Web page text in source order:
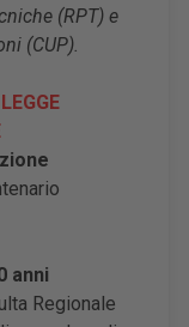
(RPT) e
(CUP).
anni
Regionale